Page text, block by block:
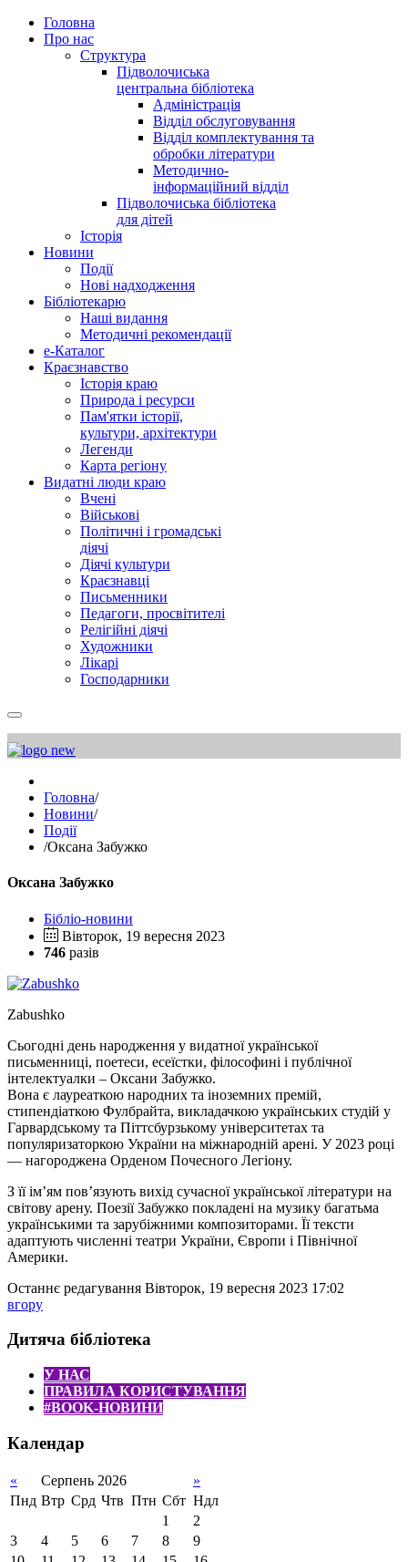
Головна
Про нас
Структура
Підволочиська
центральна бібліотека
Адміністрація
Відділ обслуговування
Відділ комплектування та
обробки літератури
Методично-
інформаційний відділ
Підволочиська бібліотека
для дітей
Історія
Новини
Події
Нові надходження
Бібліотекарю
Наші видання
Методичні рекомендації
e-Каталог
Краєзнавство
Історія краю
Природа і ресурси
Пам'ятки історії,
культури, архітектури
Легенди
Карта регіону
Видатні люди краю
Вчені
Військові
Політичні і громадські
діячі
Діячі культури
Краєзнавці
Письменники
Педагоги, просвітителі
Релігійні діячі
Художники
Лікарі
Господарники
Головна/
Новини/
Події
/Оксана Забужко
Оксана Забужко
Бібліо-новини
Вівторок, 19 вересня 2023
746 разів
Zabushko
Сьогодні день народження у видатної української
письменниці, поетеси, есеїстки, філософині і публічної
інтелектуалки – Оксани Забужко.
Вона є лауреаткою народних та іноземних премій,
стипендіаткою Фулбрайта, викладачкою українських студій у
Гарвардському та Піттсбурзькому університетах та
популяризаторкою України на міжнародній арені. У 2023 році
— нагороджена Орденом Почесного Легіону.
З її ім’ям пов’язують вихід сучасної української літератури на
світову арену. Поезії Забужко покладені на музику багатьма
українськими та зарубіжними композиторами. Її тексти
адаптують численні театри України, Європи і Північної
Америки.
Останнє редагування Вівторок, 19 вересня 2023 17:02
вгору
Дитяча бібліотека
У НАС
ПРАВИЛА КОРИСТУВАННЯ
#BOOK-НОВИНИ
Календар
« Серпень 2026
»
Пнд Втр Срд Чтв Птн Сбт Ндл
1
2
3
4 5 6 7 8
9